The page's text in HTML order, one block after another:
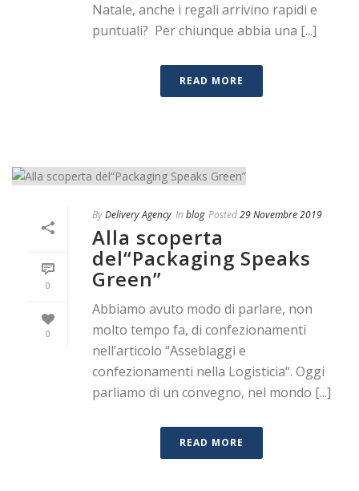
Natale, anche i regali arrivino rapidi e
puntuali? Per chiunque abbia una [...]
READ MORE
0
0
ByDelivery Agency In blog Posted29 Novembre 2019
Alla scoperta
del“Packaging Speaks
Green”
Abbiamo avuto modo di parlare, non
molto tempo fa, di confezionamenti
nell’articolo “Asseblaggi e
confezionamenti nella Logisticia“. Oggi
parliamo di un convegno, nel mondo [...]
READ MORE